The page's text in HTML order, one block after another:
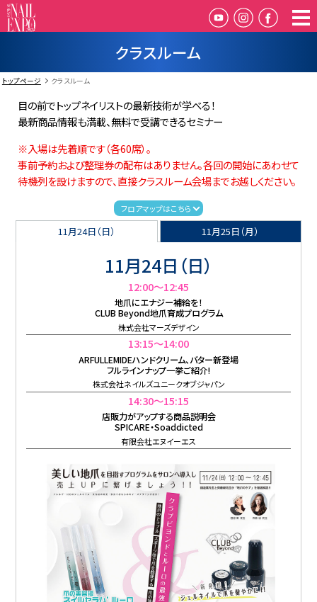
クラスルーム
トップページ クラスルーム
目の前でトップネイリストの最新技術が学べる！
最新商品情報も満載、無料で受講できるセミナー
※入場は先着順です（各60席）。
事前予約および整理券の配布はありません。各回の開始にあわせて
待機列を設けますので、直接クラスルーム会場までお越しください。
フロアマップはこちら
11月24日（日） 11月25日（月）
11月24日（日）
12:00〜12:45
地爪にエナジー補給を！
CLUB Beyond地爪育成プログラム
株式会社マーズデザイン
13:15〜14:00
ARFULLEMIDEハンドクリーム、バター新登場
フルラインナップ一挙ご紹介!
株式会社ネイルズユニークオブジャパン
14:30〜15:15
店販力がアップする商品説明会
SPICARE・Soaddicted
有限会社エヌイーエス